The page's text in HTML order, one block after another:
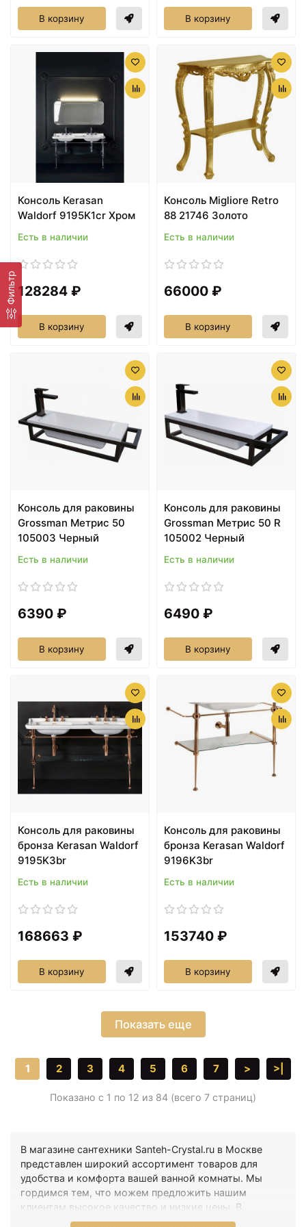
Фильтр
В корзину В корзину
Консоль Kerasan
Waldorf 9195K1cr Хром
Есть в наличии
128284 ₽
В корзину
Консоль Migliore Retro
88 21746 Золото
Есть в наличии
66000 ₽
В корзину
Консоль для раковины
Grossman Метрис 50
105003 Черный
Есть в наличии
6390 ₽
В корзину
Консоль для раковины
Grossman Метрис 50 R
105002 Черный
Есть в наличии
6490 ₽
В корзину
Консоль для раковины
бронза Kerasan Waldorf
9195K3br
Есть в наличии
168663 ₽
В корзину
Консоль для раковины
бронза Kerasan Waldorf
9196K3br
Есть в наличии
153740 ₽
В корзину
Показать еще
1 2 3 4 5 6 7 > >|
Показано с 1 по 12 из 84 (всего 7 страниц)
В магазине сантехники Santeh-Crystal.ru в Москве
представлен широкий ассортимент товаров для
удобства и комфорта вашей ванной комнаты. Мы
гордимся тем, что можем предложить нашим
клиентам высокое качество и низкие цены. В
категории Консоли у вас есть возможность выбрать